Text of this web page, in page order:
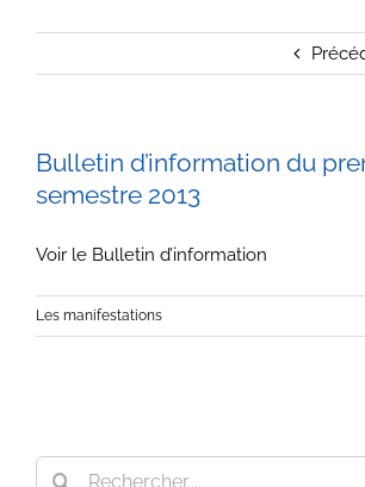
Bulletin d’information du
semestre 2013
Voir le Bulletin d’information
Les manifestations
Rechercher: